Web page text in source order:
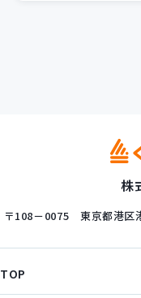
株
〒108－0075 東京都港区
TOP